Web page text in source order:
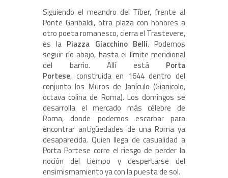
Siguiendo el meandro del Tíber, frente al
Ponte Garibaldi, otra plaza con honores a
otro poeta romanesco, cierra el Trastevere,
es la Piazza Giacchino Belli. Podemos
seguir río abajo, hasta el límite meridional
del barrio. Allí está Porta
Portese, construida en 1644 dentro del
conjunto los Muros de Janículo (Gianicolo,
octava colina de Roma). Los domingos se
desarrolla el mercado más célebre de
Roma, donde podemos escarbar para
encontrar antigüedades de una Roma ya
desaparecida. Quien llega de casualidad a
Porta Portese corre el riesgo de perder la
noción del tiempo y despertarse del
ensimismamiento ya con la puesta de sol.